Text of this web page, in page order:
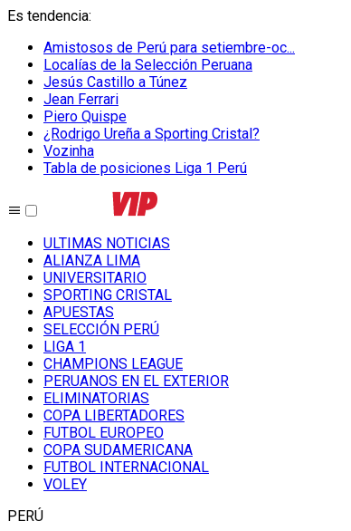
Es tendencia:
Amistosos de Perú para setiembre-oc...
Localías de la Selección Peruana
Jesús Castillo a Túnez
Jean Ferrari
Piero Quispe
¿Rodrigo Ureña a Sporting Cristal?
Vozinha
Tabla de posiciones Liga 1 Perú
ULTIMAS NOTICIAS
ALIANZA LIMA
UNIVERSITARIO
SPORTING CRISTAL
APUESTAS
SELECCIÓN PERÚ
LIGA 1
CHAMPIONS LEAGUE
PERUANOS EN EL EXTERIOR
ELIMINATORIAS
COPA LIBERTADORES
FUTBOL EUROPEO
COPA SUDAMERICANA
FUTBOL INTERNACIONAL
VOLEY
PERÚ